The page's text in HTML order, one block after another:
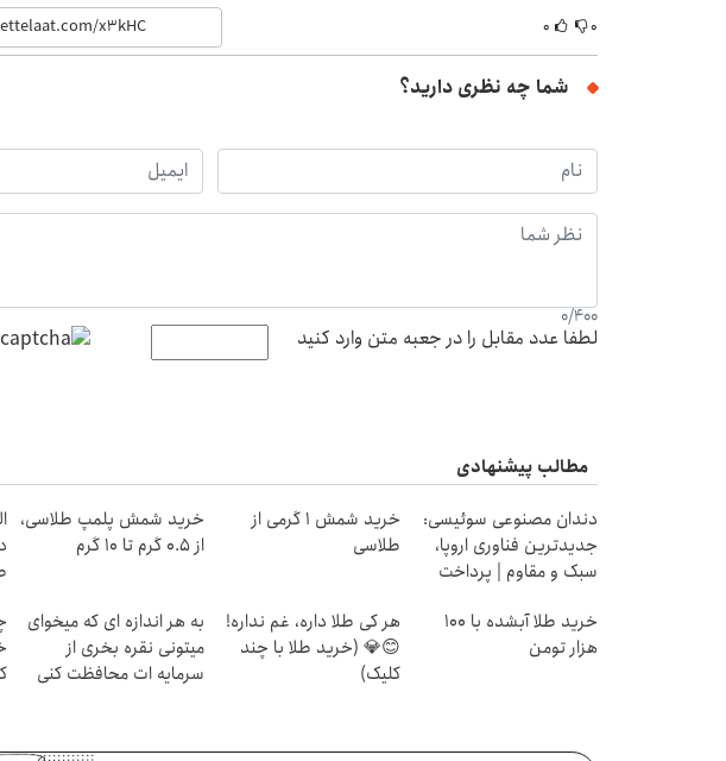
۰ ۰
شما چه نظری دارید؟
0/400
لطفا عدد مقابل را در جعبه متن وارد کنید
مطالب پیشنهادی
دندان مصنوعی سوئیسی:
جدیدترین فناوری اروپا،
سبک و مقاوم | پرداخت
خرید شمش 1 گرمی از
طلاسی
خرید شمش پلمپ طلاسی،
از ۰.۵ گرم تا ۱۰ گرم
خرید طلا آبشده با 100
هزار تومن
هر کی طلا داره، غم نداره!
😊💎 (خرید طلا با چند
کلیک)
به هر اندازه ای که میخوای
میتونی نقره بخری از
سرمایه ات محافظت کنی